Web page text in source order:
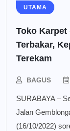
UTAMA
Toko Karpet
Terbakar,
Terekam
BAGUS
SURABAYA –
Jalan
(16/10/2022)